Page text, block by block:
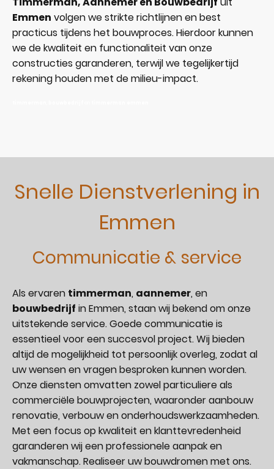
Emmen volgen we strikte richtlijnen en best
practicus tijdens het bouwproces. Hierdoor kunnen
we de kwaliteit en functionaliteit van onze
constructies garanderen, terwijl we tegelijkertijd
rekening houden met de milieu-impact.
Snelle Dienstverlening in
Emmen
Communicatie & service
Als ervaren timmerman, aannemer, en
bouwbedrijf in Emmen, staan wij bekend om onze
uitstekende service. Goede communicatie is
essentieel voor een succesvol project. Wij bieden
altijd de mogelijkheid tot persoonlijk overleg, zodat al
uw wensen en vragen besproken kunnen worden.
Onze diensten omvatten zowel particuliere als
commerciële bouwprojecten, waaronder aanbouw
renovatie, verbouw en onderhoudswerkzaamheden.
Met een focus op kwaliteit en klanttevredenheid
garanderen wij een professionele aanpak en
vakmanschap. Realiseer uw bouwdromen met ons.